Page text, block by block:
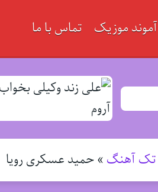
آموند موزیک تماس با ما
تک آهنگ »حمید عسکری رویا